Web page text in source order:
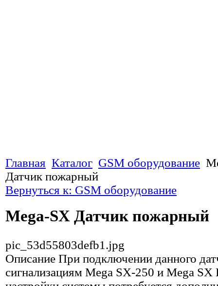
Главная Каталог GSM оборудование
Датчик пожарный
Вернуться к: GSM оборудование
Mega-SX Датчик пожарный
pic_53d55803defb1.jpg
Описание При подключении данного
сигнализациям Mega SX-250 и Mega SX